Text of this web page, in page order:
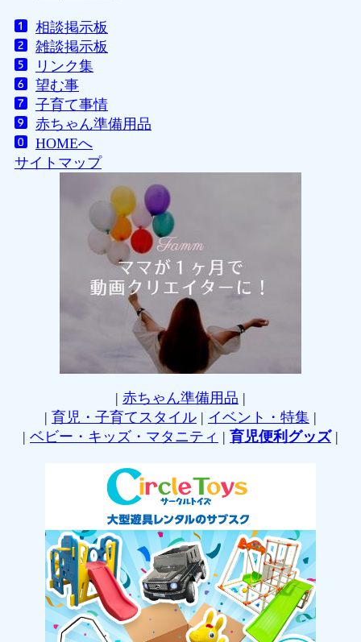
相談掲示板
雑談掲示板
リンク集
望む事
子育て事情
赤ちゃん準備用品
HOMEへ
サイトマップ
| 赤ちゃん準備用品 |
| 育児・子育てスタイル | イベント・特集 |
| ベビー・キッズ・マタニティ | 育児便利グッズ|